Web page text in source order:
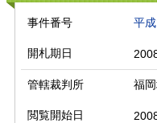
事件番号 平
開札期日
管轄裁判所 福
閲覧開始日